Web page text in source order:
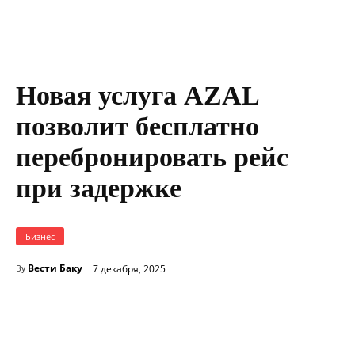
Новая услуга AZAL
позволит бесплатно
перебронировать рейс
при задержке
Бизнес
By Вести Баку 7 декабря, 2025